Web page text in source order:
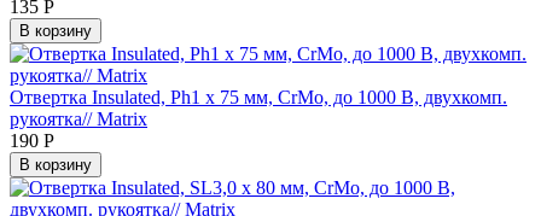
135 Р
В корзину
Отвертка Insulated, Ph1 x 75 мм, CrMo, до 1000 В, двухкомп.
рукоятка// Matrix
190 Р
В корзину